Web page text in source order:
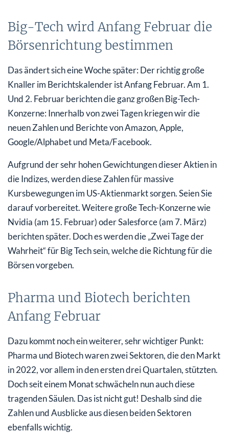
Big-Tech wird Anfang Februar die
Börsenrichtung bestimmen
Das ändert sich eine Woche später: Der richtig große
Knaller im Berichtskalender ist Anfang Februar. Am 1.
Und 2. Februar berichten die ganz großen Big-Tech-
Konzerne: Innerhalb von zwei Tagen kriegen wir die
neuen Zahlen und Berichte von Amazon, Apple,
Google/Alphabet und Meta/Facebook.
Aufgrund der sehr hohen Gewichtungen dieser Aktien in
die Indizes, werden diese Zahlen für massive
Kursbewegungen im US-Aktienmarkt sorgen. Seien Sie
darauf vorbereitet. Weitere große Tech-Konzerne wie
Nvidia (am 15. Februar) oder Salesforce (am 7. März)
berichten später. Doch es werden die „Zwei Tage der
Wahrheit“ für Big Tech sein, welche die Richtung für die
Börsen vorgeben.
Pharma und Biotech berichten
Anfang Februar
Dazu kommt noch ein weiterer, sehr wichtiger Punkt:
Pharma und Biotech waren zwei Sektoren, die den Markt
in 2022, vor allem in den ersten drei Quartalen, stützten.
Doch seit einem Monat schwächeln nun auch diese
tragenden Säulen. Das ist nicht gut! Deshalb sind die
Zahlen und Ausblicke aus diesen beiden Sektoren
ebenfalls wichtig.